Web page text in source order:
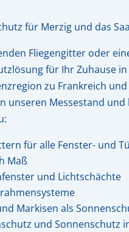
für Merzig und das
Fliegengitter oder
für Ihr Zuhause in
zu Frankreich und
unseren Messestand und
für alle Fenster- und
Maß
und Lichtschächte
Markisen als
und Sonnenschutz